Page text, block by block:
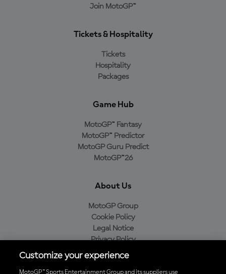
Join MotoGP™
Tickets & Hospitality
Tickets
Hospitality
Packages
Game Hub
MotoGP™ Fantasy
MotoGP™ Predictor
MotoGP Guru Predict
MotoGP™26
About Us
MotoGP Group
Cookie Policy
Legal Notice
Privacy Policy
Purchase Policy
Customize your experience
MotoGP™ Sports Entertainment Group and its suppliers use